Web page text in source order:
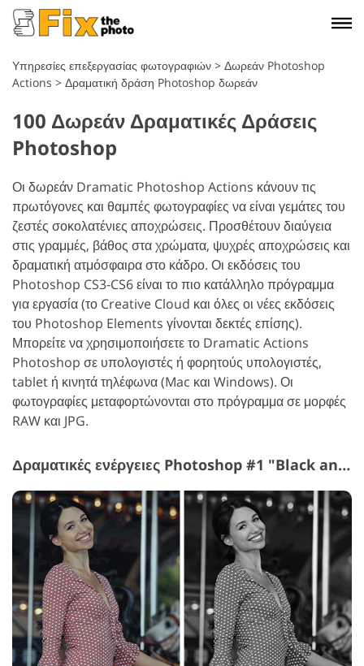
Υπηρεσίες επεξεργασίας φωτογραφιών > Δωρεάν Photoshop
Actions > Δραματική δράση Photoshop δωρεάν
100 Δωρεάν Δραματικές Δράσεις
Photoshop
Οι δωρεάν Dramatic Photoshop Actions κάνουν τις
πρωτόγονες και θαμπές φωτογραφίες να είναι γεμάτες του
ζεστές σοκολατένιες αποχρώσεις. Προσθέτουν διαύγεια
στις γραμμές, βάθος στα χρώματα, ψυχρές αποχρώσεις και
δραματική ατμόσφαιρα στο κάδρο. Οι εκδόσεις του
Photoshop CS3-CS6 είναι το πιο κατάλληλο πρόγραμμα
για εργασία (το Creative Cloud και όλες οι νέες εκδόσεις
του Photoshop Elements γίνονται δεκτές επίσης).
Μπορείτε να χρησιμοποιήσετε το Dramatic Actions
Photoshop σε υπολογιστές ή φορητούς υπολογιστές,
tablet ή κινητά τηλέφωνα (Mac και Windows). Οι
φωτογραφίες μεταφορτώνονται στο πρόγραμμα σε μορφές
RAW και JPG.
Δραματικές ενέργειες Photoshop #1 "Black and White"